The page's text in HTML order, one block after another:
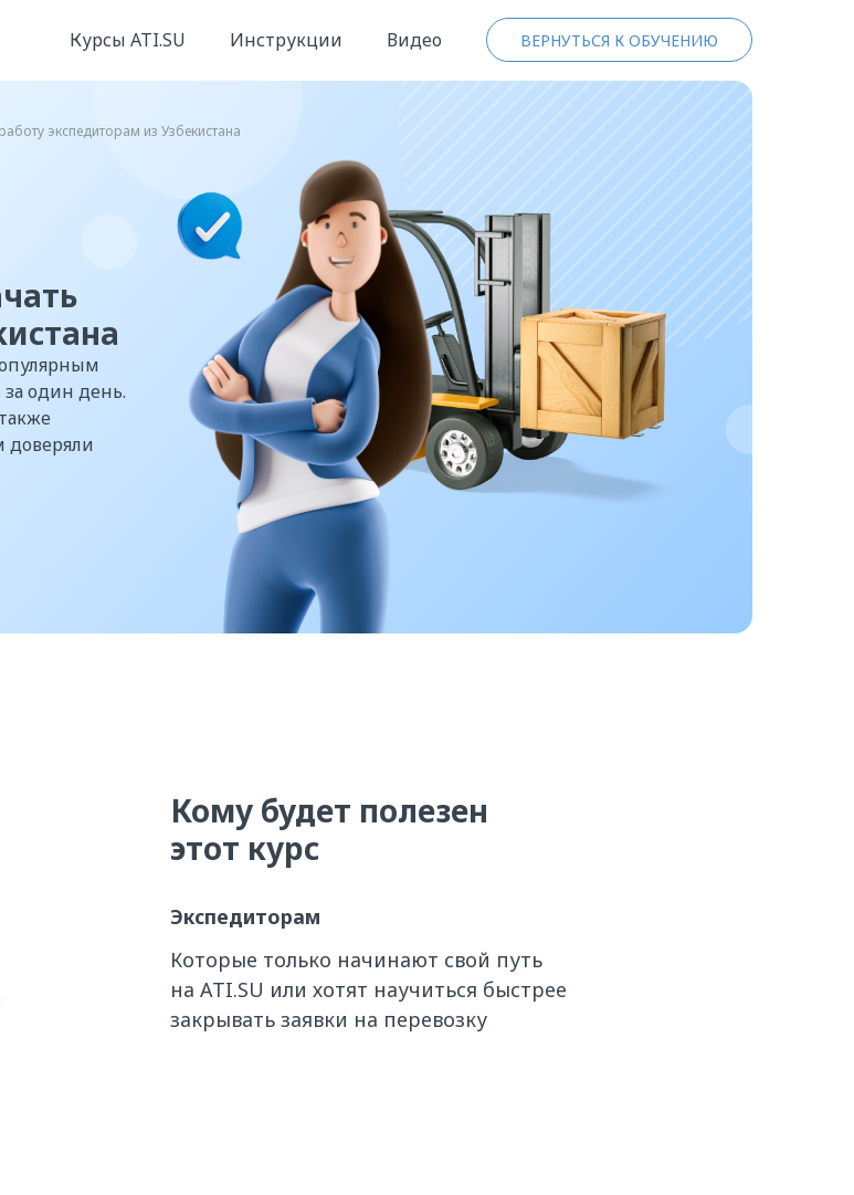
Курсы ATI.SU Инструкции Видео ВЕРНУТЬСЯ К ОБУЧЕНИЮ
один день.
доверяли
экспедиторам из Узбекистана
Которые только начинают свой путь
на ATI.SU или хотят научиться быстрее
закрывать заявки на перевозку
Экспедиторам
Кому будет полезен
этот курс